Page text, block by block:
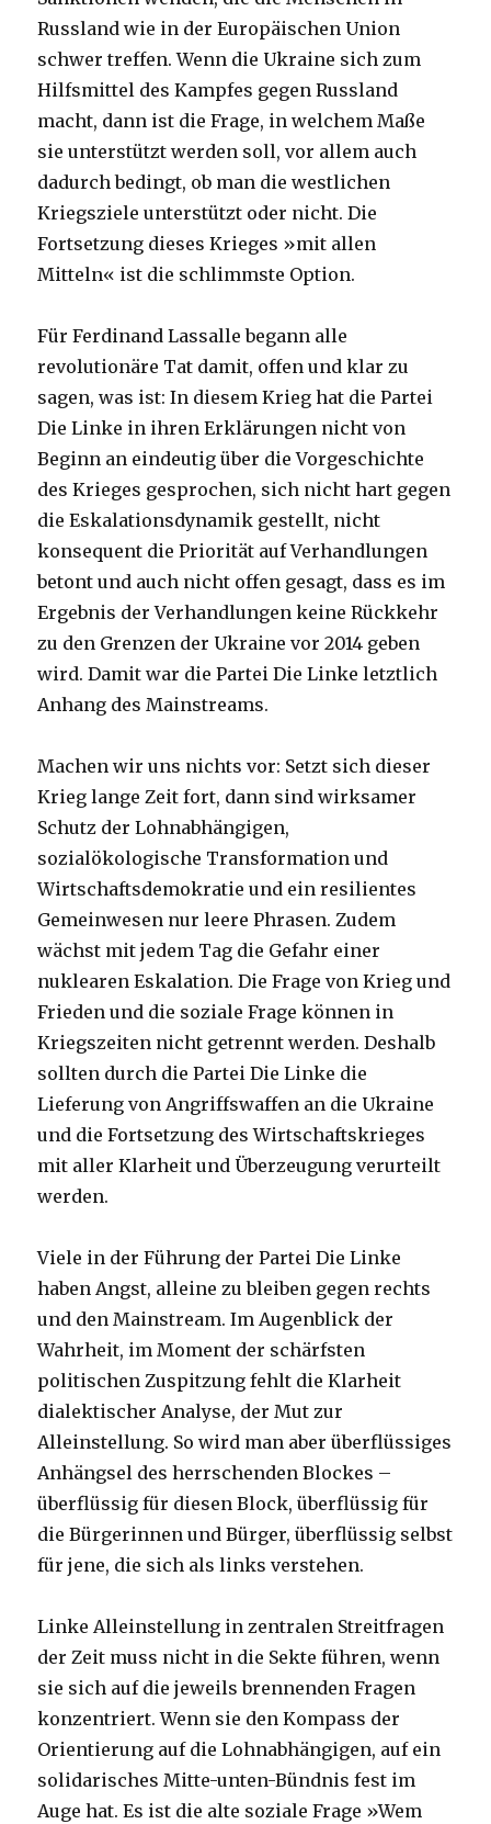
Russland wie in der Europäischen Union
schwer treffen. Wenn die Ukraine sich zum
Hilfsmittel des Kampfes gegen Russland
macht, dann ist die Frage, in welchem Maße
sie unterstützt werden soll, vor allem auch
dadurch bedingt, ob man die westlichen
Kriegsziele unterstützt oder nicht. Die
Fortsetzung dieses Krieges »mit allen
Mitteln« ist die schlimmste Option.
Für Ferdinand Lassalle begann alle
revolutionäre Tat damit, offen und klar zu
sagen, was ist: In diesem Krieg hat die Partei
Die Linke in ihren Erklärungen nicht von
Beginn an eindeutig über die Vorgeschichte
des Krieges gesprochen, sich nicht hart gegen
die Eskalationsdynamik gestellt, nicht
konsequent die Priorität auf Verhandlungen
betont und auch nicht offen gesagt, dass es im
Ergebnis der Verhandlungen keine Rückkehr
zu den Grenzen der Ukraine vor 2014 geben
wird. Damit war die Partei Die Linke letztlich
Anhang des Mainstreams.
Machen wir uns nichts vor: Setzt sich dieser
Krieg lange Zeit fort, dann sind wirksamer
Schutz der Lohnabhängigen,
sozialökologische Transformation und
Wirtschaftsdemokratie und ein resilientes
Gemeinwesen nur leere Phrasen. Zudem
wächst mit jedem Tag die Gefahr einer
nuklearen Eskalation. Die Frage von Krieg und
Frieden und die soziale Frage können in
Kriegszeiten nicht getrennt werden. Deshalb
sollten durch die Partei Die Linke die
Lieferung von Angriffswaffen an die Ukraine
und die Fortsetzung des Wirtschaftskrieges
mit aller Klarheit und Überzeugung verurteilt
werden.
Viele in der Führung der Partei Die Linke
haben Angst, alleine zu bleiben gegen rechts
und den Mainstream. Im Augenblick der
Wahrheit, im Moment der schärfsten
politischen Zuspitzung fehlt die Klarheit
dialektischer Analyse, der Mut zur
Alleinstellung. So wird man aber überflüssiges
Anhängsel des herrschenden Blockes –
überflüssig für diesen Block, überflüssig für
die Bürgerinnen und Bürger, überflüssig selbst
für jene, die sich als links verstehen.
Linke Alleinstellung in zentralen Streitfragen
der Zeit muss nicht in die Sekte führen, wenn
sie sich auf die jeweils brennenden Fragen
konzentriert. Wenn sie den Kompass der
Orientierung auf die Lohnabhängigen, auf ein
solidarisches Mitte-unten-Bündnis fest im
Auge hat. Es ist die alte soziale Frage »Wem